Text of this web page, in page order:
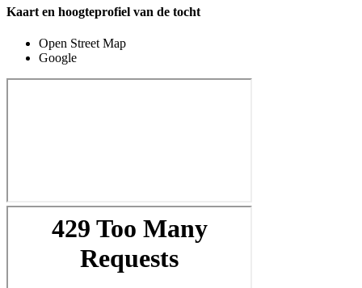
Kaart en hoogteprofiel van de tocht
Open Street Map
Google